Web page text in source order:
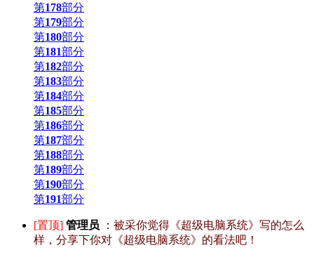
第178部分
第179部分
第180部分
第181部分
第182部分
第183部分
第184部分
第185部分
第186部分
第187部分
第188部分
第189部分
第190部分
第191部分
[置顶] 管理员 ： 被采你觉得《超级电脑系统》写的怎么
样，分享下你对《超级电脑系统》的看法吧！